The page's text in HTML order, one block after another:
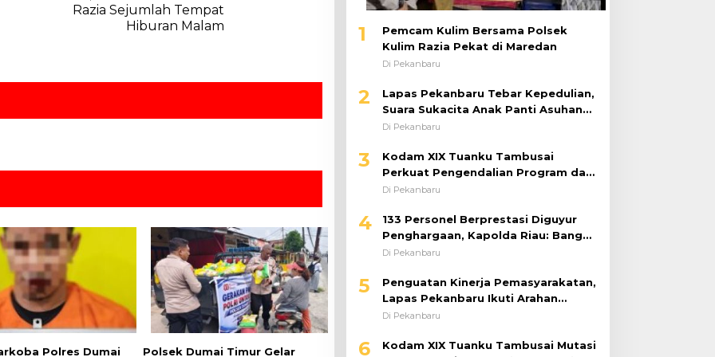
Razia Sejumlah Tempat
Hiburan Malam
Polres Dumai
Polsek Dumai Timur Gelar
1
Pemcam Kulim Bersama Polsek
Kulim Razia Pekat di Maredan
Di Pekanbaru
2
Lapas Pekanbaru Tebar Kepedulian,
Suara Sukacita Anak Panti Asuhan
Kemuliaan Iringi Bantuan Sosial
Di Pekanbaru
3
Kodam XIX Tuanku Tambusai
Perkuat Pengendalian Program dan
Implementasi Doktrin TNI AD
Di Pekanbaru
4
133 Personel Berprestasi Diguyur
Penghargaan, Kapolda Riau: Bangun
Kepercayaan Publik dengan Karya
Di Pekanbaru
5
Penguatan Kinerja Pemasyarakatan,
Lapas Pekanbaru Ikuti Arahan
Dirjenpas Secara Virtual
Di Pekanbaru
6
Kodam XIX Tuanku Tambusai Mutasi